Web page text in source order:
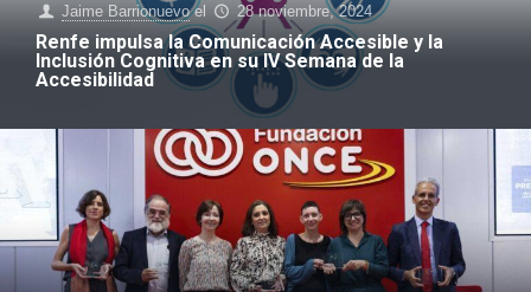
Jaime Barrionuevo el 28 noviembre, 2024
Renfe impulsa la Comunicación Accesible y la
Inclusión Cognitiva en su IV Semana de la
Accesibilidad